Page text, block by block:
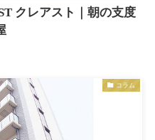
クレアスト｜朝の支度
コラム